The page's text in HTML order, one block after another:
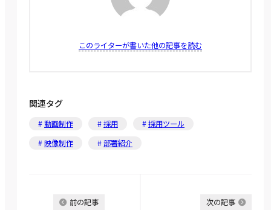
このライターが書いた他の記事を読む
関連タグ
動画制作 採用
採用ツール
映像制作
部署紹介
前の記事 次の記事